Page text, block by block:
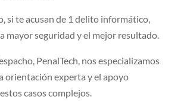
si te acusan de 1 delito informático,
mayor seguridad y el mejor resultado.
PenalTech, nos especializamos
orientación experta y el apoyo
casos complejos.